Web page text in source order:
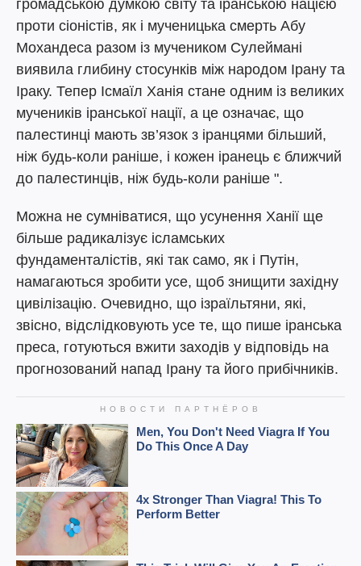
громадською думкою світу та іранською нацією
проти сіоністів, як і мученицька смерть Абу
Мохандеса разом із мучеником Сулеймані
виявила глибину стосунків між народом Ірану та
Іраку. Тепер Ісмаїл Ханія стане одним із великих
мучеників іранської нації, а це означає, що
палестинці мають зв’язок з іранцями більший,
ніж будь-коли раніше, і кожен іранець є ближчий
до палестинців, ніж будь-коли раніше ".
Можна не сумніватися, що усунення Ханії ще
більше радикалізує ісламських
фундаменталістів, які так само, як і Путін,
намагаються зробити усе, щоб знищити західну
цивілізацію. Очевидно, що ізраїльтяни, які,
звісно, відслідковують усе те, що пише іранська
преса, готуються вжити заходів у відповідь на
прогнозований напад Ірану та його прибічників.